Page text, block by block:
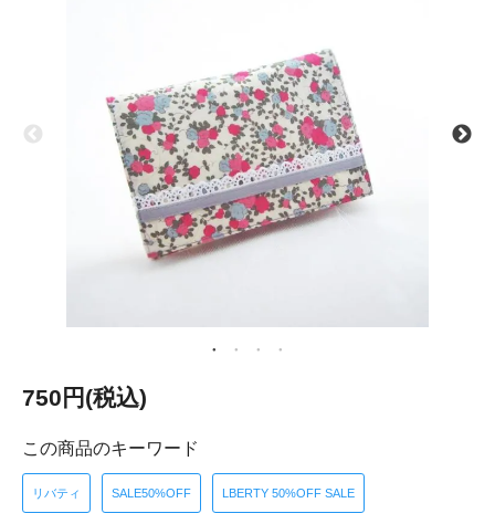
750円(税込)
この商品のキーワード
リバティ SALE50%OFF LBERTY 50%OFF SALE